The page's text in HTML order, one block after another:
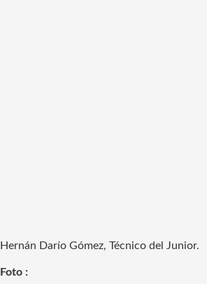
Hernán Darío Gómez, Técnico del Junior.
Foto :